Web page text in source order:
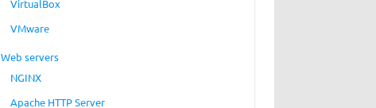
VirtualBox
VMware
Web servers
NGINX
Apache HTTP Server